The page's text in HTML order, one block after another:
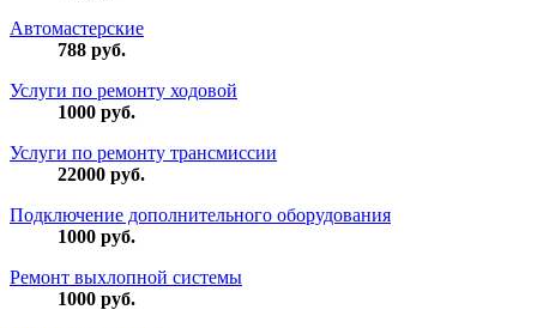
Автомастерские
788 руб.
Услуги по ремонту ходовой
1000 руб.
Услуги по ремонту трансмиссии
22000 руб.
Подключение дополнительного оборудования
1000 руб.
Ремонт выхлопной системы
1000 руб.